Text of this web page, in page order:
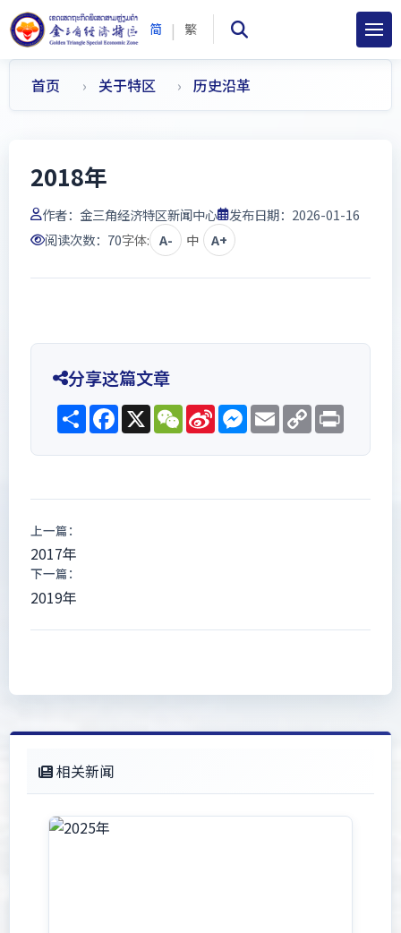
简 | 繁
首页 关于特区 历史沿革
2018年
作者： 金三角经济特区新闻中心
发布日期：2026-01-16
阅读次数： 70字体: A- 中 A+
分享这篇文章
ShareFacebook
X WeChat
Sina
Weibo
Messenger
EmailCopy
Link
上一篇：
2017年
下一篇：
2019年
相关新闻